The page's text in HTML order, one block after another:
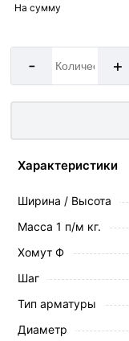
На сумму
- +
Характеристики
Ширина / Высота
Масса 1 п/м кг.
Хомут Ф
Шаг
Тип арматуры
Диаметр